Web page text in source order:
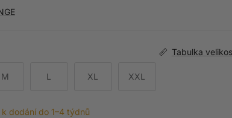
Tabulka
M L XL XXL
dodání do 1–4 týdnů